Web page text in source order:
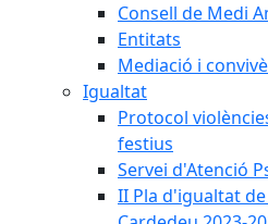
Consell de Medi
Entitats
Mediació i
Igualtat
Protocol
festius
Servei d'Atenció
II Pla d'igualtat